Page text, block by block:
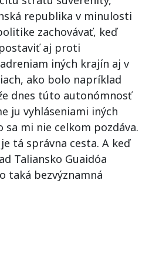
republika v minulosti
zachovávať, keď
aj proti
iných krajín aj v
ako bolo napríklad
dnes túto autonómnosť
ju vyhláseniami iných
sa mi nie celkom pozdáva.
tá správna cesta. A keď
Taliansko Guaidóa
taká bezvýznamná